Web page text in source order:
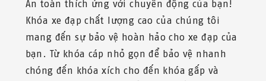
An toàn thích ứng với chuyển động của bạn!
Khóa xe đạp chất lượng cao của chúng tôi
mang đến sự bảo vệ hoàn hảo cho xe đạp của
bạn. Từ khóa cáp nhỏ gọn để bảo vệ nhanh
chóng đến khóa xích cho đến khóa gấp và